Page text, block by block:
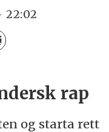
22:02
rap
og starta rett